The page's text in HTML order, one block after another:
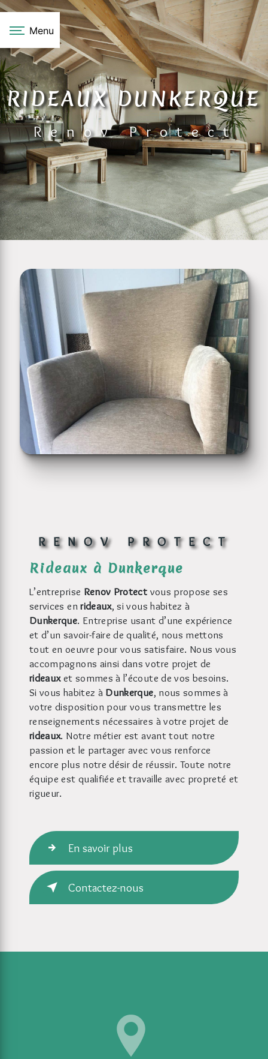
Menu
RIDEAUX DUNKERQUE
Renov Protect
RENOV PROTECT
rideaux à Dunkerque
L’entreprise Renov Protect vous propose ses
services enrideaux, si vous habitez à
Dunkerque. Entreprise usant d’une expérience
et d’un savoir-faire de qualité, nous mettons
tout en oeuvre pour vous satisfaire. Nous vous
accompagnons ainsi dans votre projet de
rideauxet sommes à l’écoute de vos besoins.
Si vous habitez à Dunkerque, nous sommes à
votre disposition pour vous transmettre les
renseignements nécessaires à votre projet de
rideaux. Notre métier est avant tout notre
passion et le partager avec vous renforce
encore plus notre désir de réussir. Toute notre
équipe est qualifiée et travaille avec propreté et
rigueur.
En savoir plus
Contactez-nous
Panneau de gestion des cookies